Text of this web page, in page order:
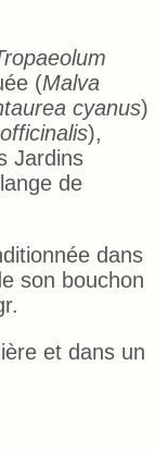
(Malva
cyanus)
),
Jardins
de
dans
son bouchon
et dans un